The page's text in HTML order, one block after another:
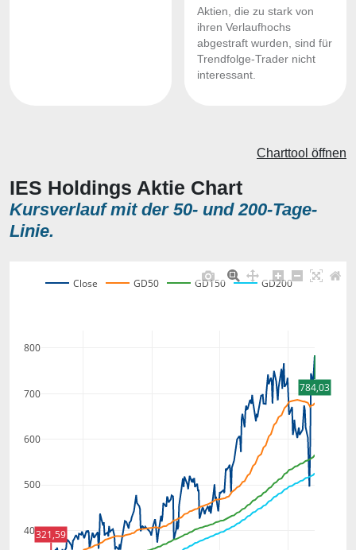
Aktien, die zu stark von
ihren Verlaufhochs
abgestraft wurden, sind für
Trendfolge-Trader nicht
interessant.
IES Holdings Aktie Chart
Kursverlauf mit der 50- und 200-Tage-
Linie.
Charttool öffnen
400
500
600
700
800
Close GD50 GD150 GD200
784,03
321,59